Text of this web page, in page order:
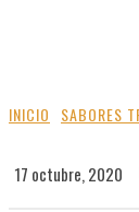
INICIO SABORES
17 octubre, 2020